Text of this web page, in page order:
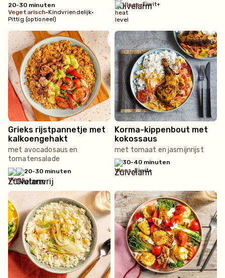
20-30 minuten
vegetarisch•Kindvriendelijk•
Pittig (optioneel)
vlees•Eiwit+
Grieks rijstpannetje met
kalkoengehakt
met avocadosaus en
tomatensalade
20-30 minuten
vlees
Korma-kippenbout met
kokossaus
met tomaat en jasmijnrijst
30-40 minuten
vlees•Eiwit+